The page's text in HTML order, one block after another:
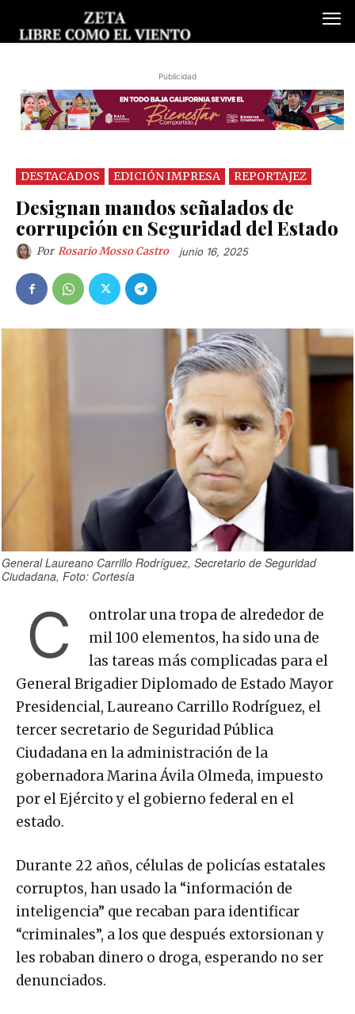
Publicidad
DESTACADOS EDICIÓN IMPRESA REPORTAJEZ
Designan mandos señalados de
corrupción en Seguridad del Estado
Por Rosario Mosso Castro junio 16, 2025
General Laureano Carrillo Rodríguez, Secretario de Seguridad
Ciudadana, Foto: Cortesía
C
ontrolar una tropa de alrededor de
mil 100 elementos, ha sido una de
las tareas más complicadas para el
General Brigadier Diplomado de Estado Mayor
Presidencial, Laureano Carrillo Rodríguez, el
tercer secretario de Seguridad Pública
Ciudadana en la administración de la
gobernadora Marina Ávila Olmeda, impuesto
por el Ejército y el gobierno federal en el
estado.
Durante 22 años, células de policías estatales
corruptos, han usado la “información de
inteligencia” que recaban para identificar
“criminales”, a los que después extorsionan y
les robaban dinero o droga, esperando no ser
denunciados.